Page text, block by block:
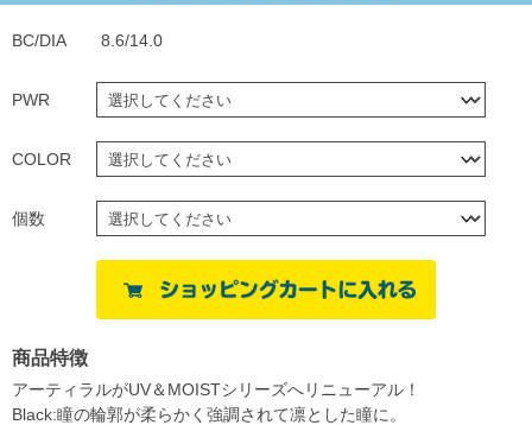
BC/DIA 8.6/14.0
PWR
COLOR
個数
商品特徴
アーティラルがUV＆MOISTシリーズへリニューアル！
Black:瞳の輪郭が柔らかく強調されて凛とした瞳に。